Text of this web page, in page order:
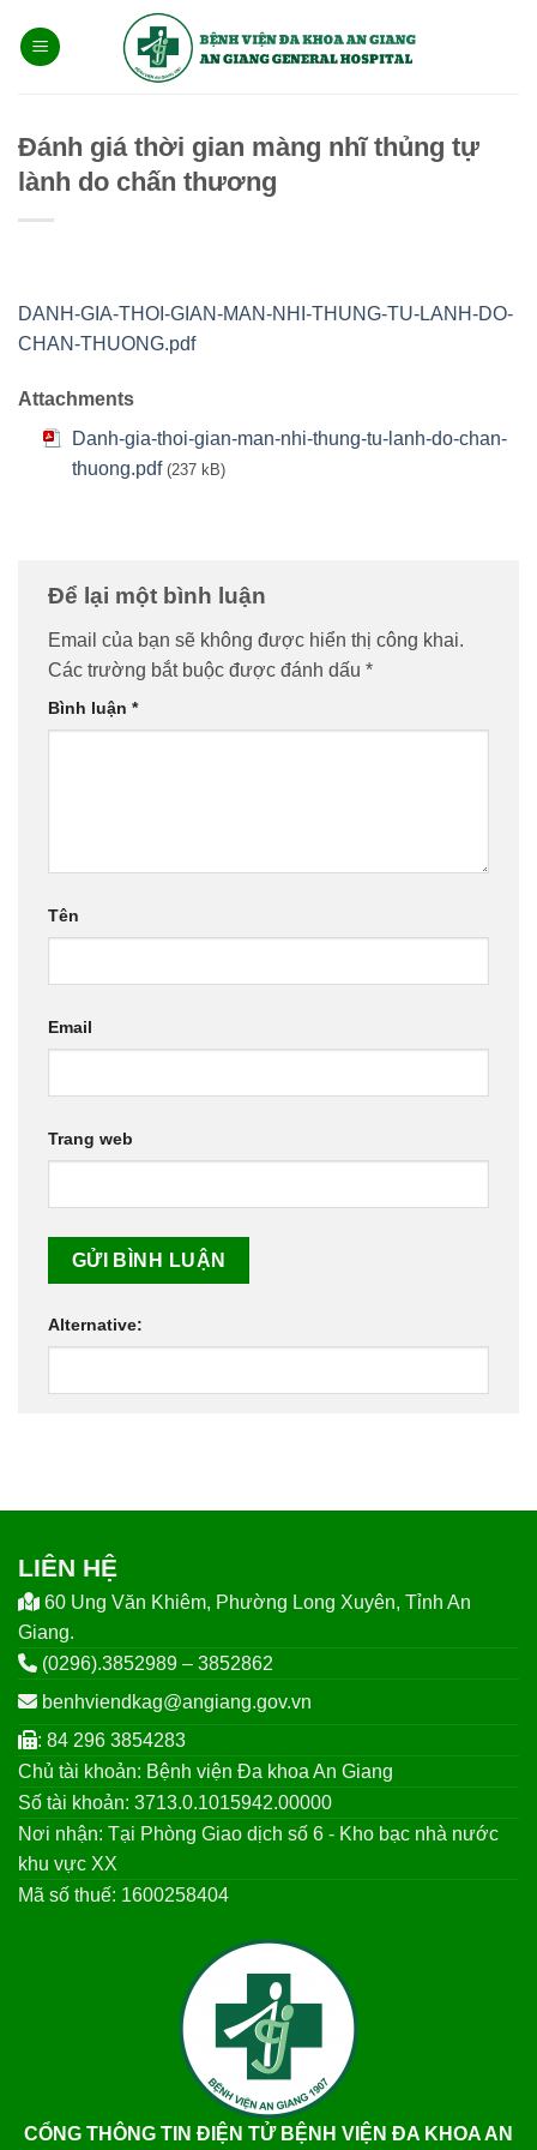
qua
Đánh giá thời gian màng nhĩ thủng tự
lành do chấn thương
DANH-GIA-THOI-GIAN-MAN-NHI-THUNG-TU-LANH-DO-
CHAN-THUONG.pdf
Attachments
Danh-gia-thoi-gian-man-nhi-thung-tu-lanh-do-chan-
thuong.pdf (237 kB)
Để lại một bình luận
Email của bạn sẽ không được hiển thị công khai.
Các trường bắt buộc được đánh dấu *
Bình luận *
Tên
Email
Trang web
Alternative:
LIÊN HỆ
60 Ung Văn Khiêm, Phường Long Xuyên, Tỉnh An
Giang.
(0296).3852989 – 3852862
benhviendkag@angiang.gov.vn
: 84 296 3854283
Chủ tài khoản: Bệnh viện Đa khoa An Giang
Số tài khoản: 3713.0.1015942.00000
Nơi nhận: Tại Phòng Giao dịch số 6 - Kho bạc nhà nước
khu vực XX
Mã số thuế: 1600258404
CỔNG THÔNG TIN ĐIỆN TỬ BỆNH VIỆN ĐA KHOA AN